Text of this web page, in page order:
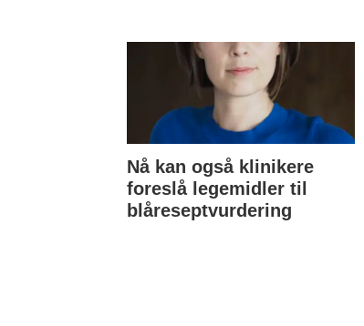
Nå kan også klinikere
foreslå legemidler til
blåreseptvurdering